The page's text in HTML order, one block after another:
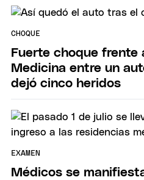
CHOQUE
Fuerte choque frente
Medicina entre un
dejó cinco heridos
EXAMEN
Médicos se